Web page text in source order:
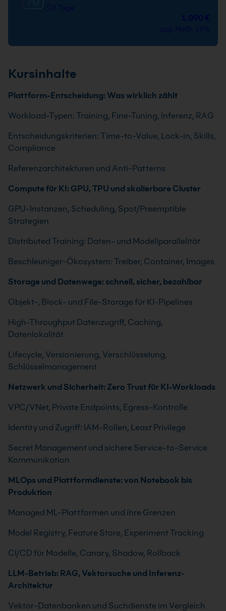
Kursinhalte
Plattform-Entscheidung: Was wirklich zählt
Workload-Typen: Training, Fine-Tuning, Inferenz, RAG
Entscheidungskriterien: Time-to-Value, Lock-in, Skills,
Compliance
Referenzarchitekturen und Anti-Patterns
Compute für KI: GPU, TPU und skalierbare Cluster
GPU-Instanzen, Scheduling, Spot/Preemptible
Strategien
Distributed Training: Daten- und Modellparallelität
Beschleuniger-Ökosystem: Treiber, Container, Images
Storage und Datenwege: schnell, sicher, bezahlbar
Objekt-, Block- und File-Storage für KI-Pipelines
High-Throughput Datenzugriff, Caching,
Datenlokalität
Lifecycle, Versionierung, Verschlüsselung,
Schlüsselmanagement
Netzwerk und Sicherheit: Zero Trust für KI-Workloads
VPC/VNet, Private Endpoints, Egress-Kontrolle
Identity und Zugriff: IAM-Rollen, Least Privilege
Secret Management und sichere Service-to-Service
Kommunikation
MLOps und Plattformdienste: von Notebook bis
Produktion
Managed ML-Plattformen und ihre Grenzen
Model Registry, Feature Store, Experiment Tracking
CI/CD für Modelle, Canary, Shadow, Rollback
LLM-Betrieb: RAG, Vektorsuche und Inferenz-
Architektur
Vektor-Datenbanken und Suchdienste im Vergleich